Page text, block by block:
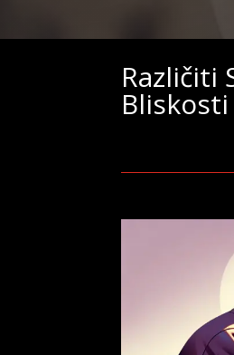
Različiti
Bliskosti